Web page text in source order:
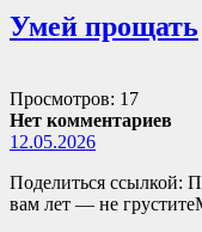
Умей прощать
Просмотров: 17
Нет комментариев
12.05.2026
Поделиться ссылкой:
вам лет — не